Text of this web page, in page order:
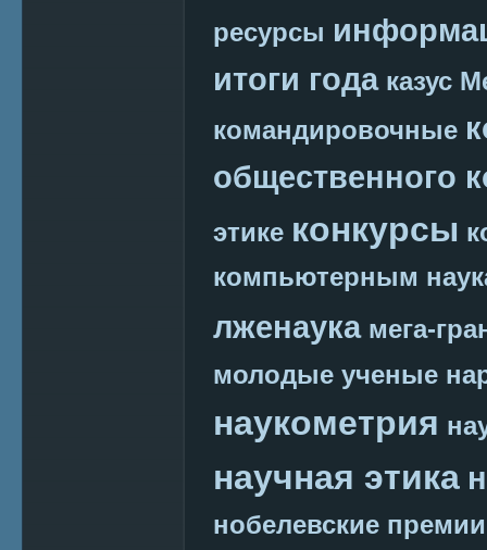
ресурсы
итоги года казус
командировочные
общественного
этике конкурсы
компьютерным
лженаука мега-
молодые ученые
наукометрия
научная этика
нобелевские премии